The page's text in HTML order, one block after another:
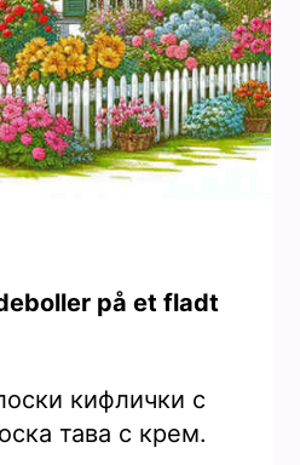
på et fladt
кифлички с
тава с крем.